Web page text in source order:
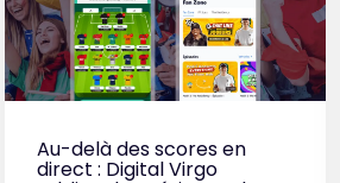
Au-delà des scores en
direct : Digital Virgo